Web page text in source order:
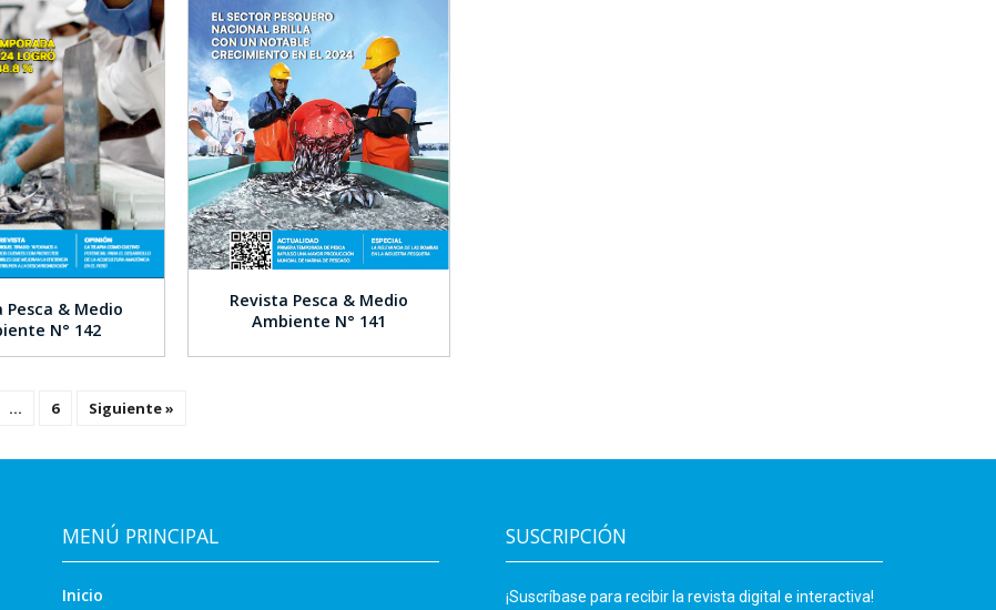
Pesca & Medio
N° 142
Revista Pesca & Medio
Ambiente N° 141
… 6 Siguiente »
MENÚ PRINCIPAL
Inicio
SUSCRIPCIÓN
¡Suscríbase para recibir la revista digital e interactiva!